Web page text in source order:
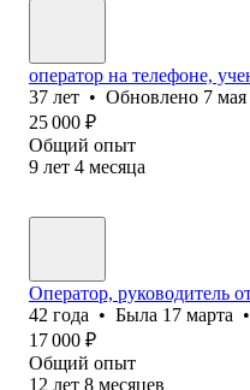
оператор на телефоне,
37 лет • Обновлено 7
25 000 ₽
Общий опыт
9 лет 4 месяца
Оператор, руководитель
42 года • Была 17 марта •
17 000 ₽
Общий опыт
12 лет 8 месяцев